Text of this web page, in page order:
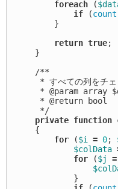
foreach (
if
(count
}
return true;
}
/**
* すべての列をチェ
* @param array
     * @return bool
     */
private function
{
for
($i = 0;
$colData
for
($j =
}